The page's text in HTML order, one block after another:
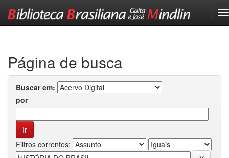
Página de busca
Buscar em:
por
Filtros correntes: